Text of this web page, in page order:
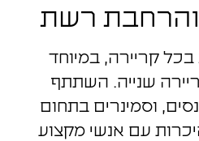
והרחבת רשת
קריירה, במיוחד
שנייה. השתתף
וסמינרים בתחום
עם אנשי מקצוע